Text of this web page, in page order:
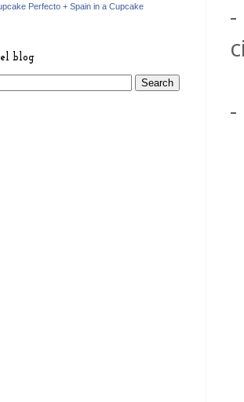
-
Perfecto + Spain in a Cupcake
el blog